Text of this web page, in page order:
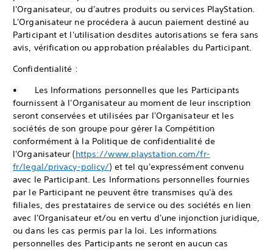
l'Organisateur, ou d'autres produits ou services PlayStation.
L'Organisateur ne procédera à aucun paiement destiné au
Participant et l'utilisation desdites autorisations se fera sans
avis, vérification ou approbation préalables du Participant.
Confidentialité :
• Les Informations personnelles que les Participants
fournissent à l'Organisateur au moment de leur inscription
seront conservées et utilisées par l'Organisateur et les
sociétés de son groupe pour gérer la Compétition
conformément à la Politique de confidentialité de
l'Organisateur (https://www.playstation.com/fr-
fr/legal/privacy-policy/) et tel qu'expressément convenu
avec le Participant. Les Informations personnelles fournies
par le Participant ne peuvent être transmises qu'à des
filiales, des prestataires de service ou des sociétés en lien
avec l'Organisateur et/ou en vertu d'une injonction juridique,
ou dans les cas permis par la loi. Les informations
personnelles des Participants ne seront en aucun cas